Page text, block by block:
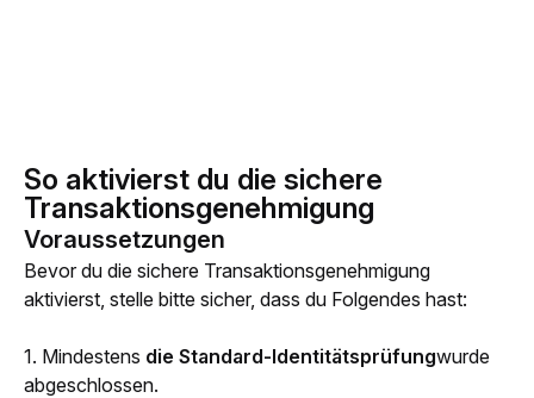
So aktivierst du die sichere
Transaktionsgenehmigung
Voraussetzungen
Bevor du die sichere Transaktionsgenehmigung
aktivierst, stelle bitte sicher, dass du Folgendes hast:
1. Mindestens die Standard-Identitätsprüfungwurde
abgeschlossen.